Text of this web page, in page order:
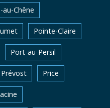
au-Chêne
Pointe-Claire
Port-au-Persil
Prévost Price